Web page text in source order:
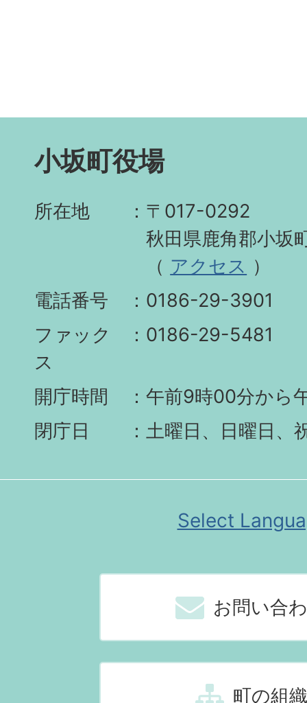
小坂町役場
所在地
〒017-0292
秋田県鹿角郡小坂
（ アクセス ）
電話番号
0186-29-3901
ファック
ス
0186-29-5481
開庁時間
午前9時00分から
閉庁日
土曜日、日曜日、
Select
お問い合
町の組織